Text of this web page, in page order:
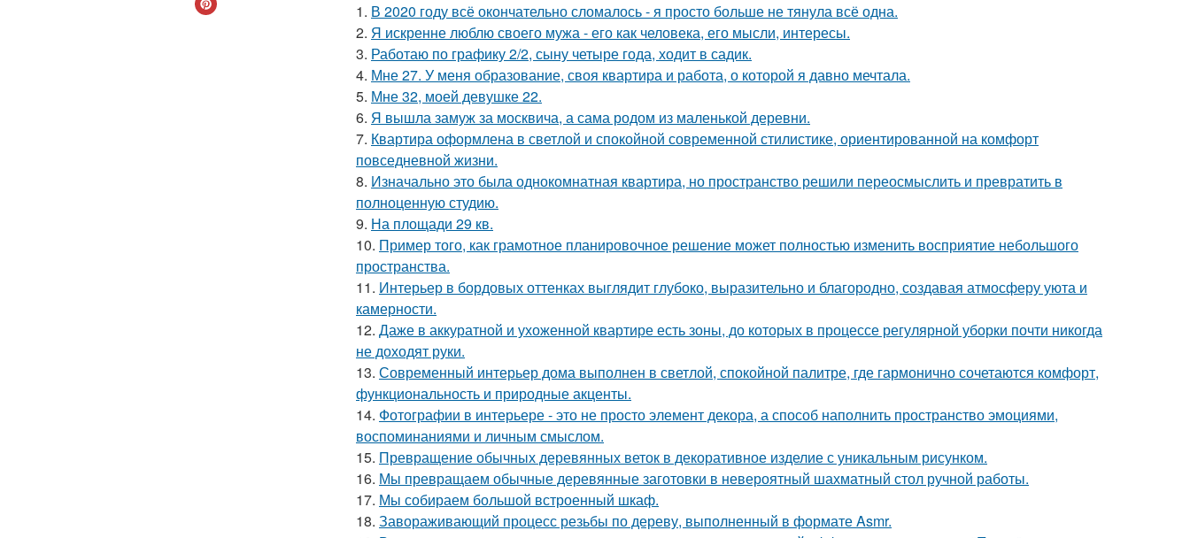
1. В 2020 году всё окончательно сломалось - я просто больше не тянула всё одна.
2. Я искренне люблю своего мужа - его как человека, его мысли, интересы.
3. Работаю по графику 2/2, сыну четыре года, ходит в садик.
4. Мне 27. У меня образование, своя квартира и работа, о которой я давно мечтала.
5. Мне 32, моей девушке 22.
6. Я вышла замуж за москвича, а сама родом из маленькой деревни.
7. Квартира оформлена в светлой и спокойной современной стилистике, ориентированной на комфорт
повседневной жизни.
8. Изначально это была однокомнатная квартира, но пространство решили переосмыслить и превратить в
полноценную студию.
9. На площади 29 кв.
10. Пример того, как грамотное планировочное решение может полностью изменить восприятие небольшого
пространства.
11. Интерьер в бордовых оттенках выглядит глубоко, выразительно и благородно, создавая атмосферу уюта и
камерности.
12. Даже в аккуратной и ухоженной квартире есть зоны, до которых в процессе регулярной уборки почти никогда
не доходят руки.
13. Современный интерьер дома выполнен в светлой, спокойной палитре, где гармонично сочетаются комфорт,
функциональность и природные акценты.
14. Фотографии в интерьере - это не просто элемент декора, а способ наполнить пространство эмоциями,
воспоминаниями и личным смыслом.
15. Превращение обычных деревянных веток в декоративное изделие с уникальным рисунком.
16. Мы превращаем обычные деревянные заготовки в невероятный шахматный стол ручной работы.
17. Мы собираем большой встроенный шкаф.
18. Завораживающий процесс резьбы по дереву, выполненный в формате Asmr.